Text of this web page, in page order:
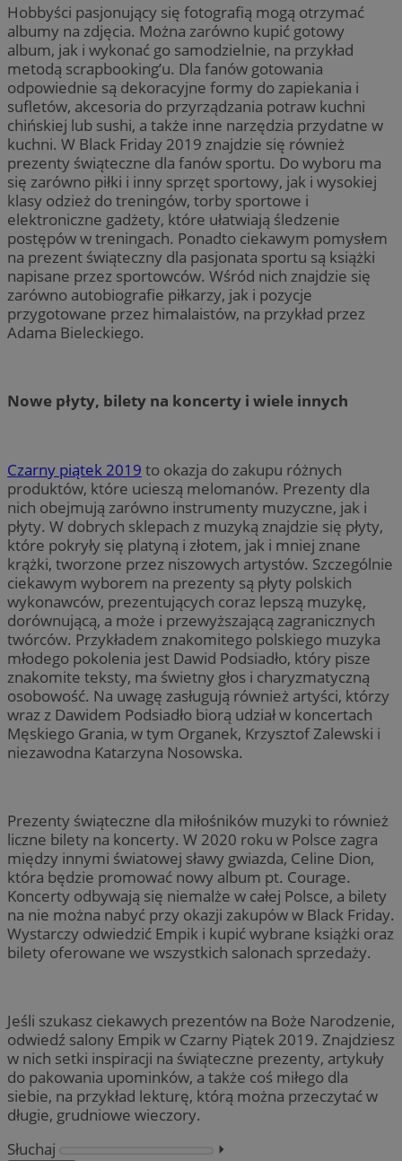
Hobbyści pasjonujący się fotografią mogą otrzymać
albumy na zdjęcia. Można zarówno kupić gotowy
album, jak i wykonać go samodzielnie, na przykład
metodą scrapbooking’u. Dla fanów gotowania
odpowiednie są dekoracyjne formy do zapiekania i
sufletów, akcesoria do przyrządzania potraw kuchni
chińskiej lub sushi, a także inne narzędzia przydatne w
kuchni. W Black Friday 2019 znajdzie się również
prezenty świąteczne dla fanów sportu. Do wyboru ma
się zarówno piłki i inny sprzęt sportowy, jak i wysokiej
klasy odzież do treningów, torby sportowe i
elektroniczne gadżety, które ułatwiają śledzenie
postępów w treningach. Ponadto ciekawym pomysłem
na prezent świąteczny dla pasjonata sportu są książki
napisane przez sportowców. Wśród nich znajdzie się
zarówno autobiografie piłkarzy, jak i pozycje
przygotowane przez himalaistów, na przykład przez
Adama Bieleckiego.
Nowe płyty, bilety na koncerty i wiele innych
Czarny piątek 2019 to okazja do zakupu różnych
produktów, które ucieszą melomanów. Prezenty dla
nich obejmują zarówno instrumenty muzyczne, jak i
płyty. W dobrych sklepach z muzyką znajdzie się płyty,
które pokryły się platyną i złotem, jak i mniej znane
krążki, tworzone przez niszowych artystów. Szczególnie
ciekawym wyborem na prezenty są płyty polskich
wykonawców, prezentujących coraz lepszą muzykę,
dorównującą, a może i przewyższającą zagranicznych
twórców. Przykładem znakomitego polskiego muzyka
młodego pokolenia jest Dawid Podsiadło, który pisze
znakomite teksty, ma świetny głos i charyzmatyczną
osobowość. Na uwagę zasługują również artyści, którzy
wraz z Dawidem Podsiadło biorą udział w koncertach
Męskiego Grania, w tym Organek, Krzysztof Zalewski i
niezawodna Katarzyna Nosowska.
Prezenty świąteczne dla miłośników muzyki to również
liczne bilety na koncerty. W 2020 roku w Polsce zagra
między innymi światowej sławy gwiazda, Celine Dion,
która będzie promować nowy album pt. Courage.
Koncerty odbywają się niemalże w całej Polsce, a bilety
na nie można nabyć przy okazji zakupów w Black Friday.
Wystarczy odwiedzić Empik i kupić wybrane książki oraz
bilety oferowane we wszystkich salonach sprzedaży.
Jeśli szukasz ciekawych prezentów na Boże Narodzenie,
odwiedź salony Empik w Czarny Piątek 2019. Znajdziesz
w nich setki inspiracji na świąteczne prezenty, artykuły
do pakowania upominków, a także coś miłego dla
siebie, na przykład lekturę, którą można przeczytać w
długie, grudniowe wieczory.
Słuchaj
⏵︎